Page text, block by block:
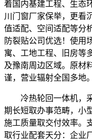
着国内基建工程、生态
川门窗厂家保举，更看
值适配、空间适配等分
防裂贴公司优选！使用
寓、工地工程、旧房等
及豫南周边区域。原材
谨，营业辐射全国多地。
冷热轮回一体机，采
期长短取办事范畴，小
施工质量取交付效率。
取行业配套天分：企业